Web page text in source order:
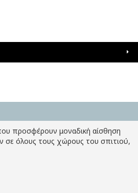
προσφέρουν μοναδική αίσθηση
σε όλους τους χώρους του σπιτιού,